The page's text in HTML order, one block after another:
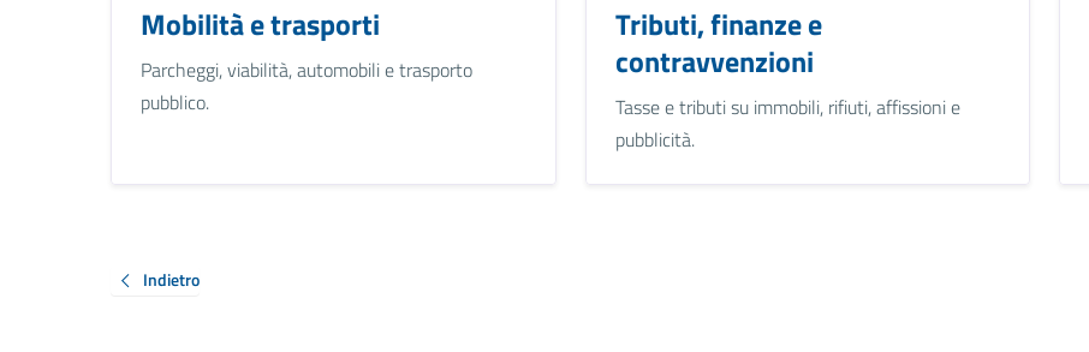
Mobilità e trasporti
Parcheggi, viabilità, automobili e trasporto
pubblico.
Tributi, finanze e
contravvenzioni
Tasse e tributi su immobili, rifiuti, affissioni e
pubblicità.
Indietro